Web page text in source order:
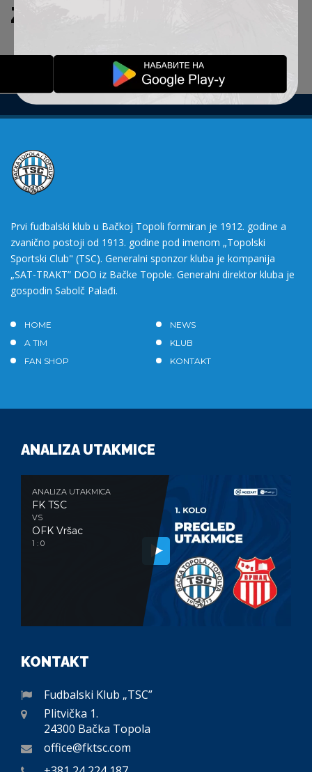
ZADATE KRITERIJUME.
Prvi fudbalski klub u Bačkoj Topoli formiran je 1912. godine a
zvanično postoji od 1913. godine pod imenom „Topolski
Sportski Club" (TSC). Generalni sponzor kluba je kompanija
„SAT-TRAKT” DOO iz Bačke Topole. Generalni direktor kluba je
gospodin Sabolč Palađi.
HOME
NEWS
A TIM
KLUB
FAN SHOP
KONTAKT
ANALIZA UTAKMICE
ANALIZA UTAKMICA
FK TSC
VS
OFK Vršac
1 : 0
KONTAKT
Fudbalski Klub „TSC”
Plitvička 1.
24300 Bačka Topola
office@fktsc.com